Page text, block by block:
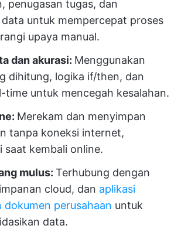
penugasan tugas, dan
untuk mempercepat proses
upaya manual.
dan akurasi: Menggunakan
dihitung, logika if/then, dan
time untuk mencegah kesalahan.
Merekam dan menyimpan
tanpa koneksi internet,
saat kembali online.
mulus: Terhubung dengan
cloud, dan aplikasi
dokumen perusahaan untuk
data.